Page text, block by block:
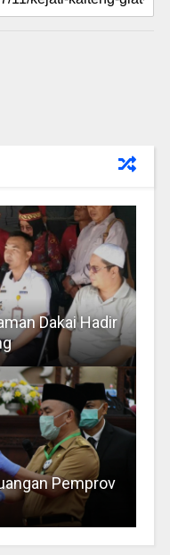
Dakai Hadir
Pemprov